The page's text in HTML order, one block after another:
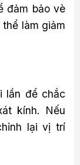
đảm bảo vè
làm giảm
lần để chắc
kính. Nếu
lại vị trí